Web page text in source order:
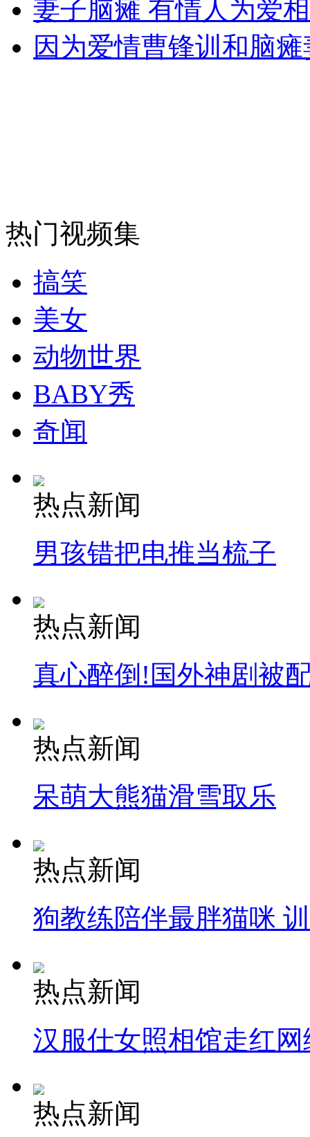
无痛分娩是否安全 医生回应
外交部：反对强权政治霸凌主义
消防员救轻生者
纽约上演“枕头大战”
司机酒驾遇交警 急速倒车逃窜
妻子脑瘫 有情人为爱
因为爱情曹锋训和脑
热门视频集
搞笑
美女
动物世界
BABY秀
奇闻
热点新闻
男孩错把电推当梳子
热点新闻
真心醉倒!国外神剧被
热点新闻
呆萌大熊猫滑雪取乐
热点新闻
狗教练陪伴最胖猫咪
热点新闻
汉服仕女照相馆走红网
热点新闻